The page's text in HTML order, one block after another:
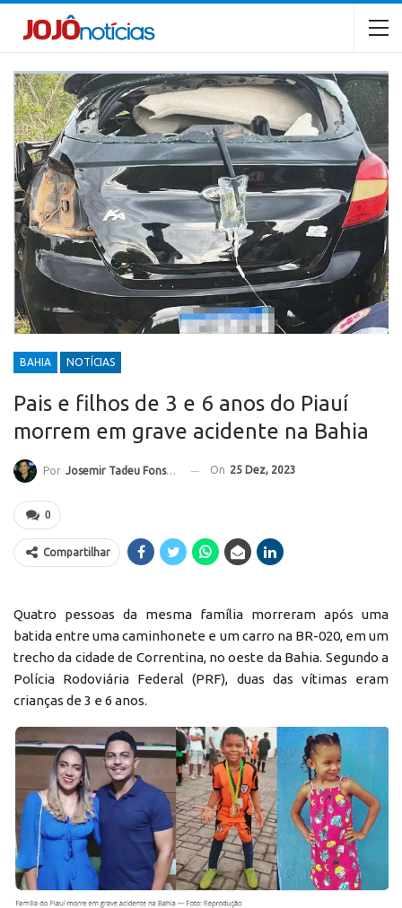
BAHIA NOTÍCIAS
Pais e filhos de 3 e 6 anos do Piauí
morrem em grave acidente na Bahia
Por Josemir Tadeu Fonseca On 25 Dez, 2023
0
Compartilhar
Quatro pessoas da mesma família morreram após uma
batida entre uma caminhonete e um carro na BR-020, em um
trecho da cidade de Correntina, no oeste da Bahia. Segundo a
Polícia Rodoviária Federal (PRF), duas das vítimas eram
crianças de 3 e 6 anos.